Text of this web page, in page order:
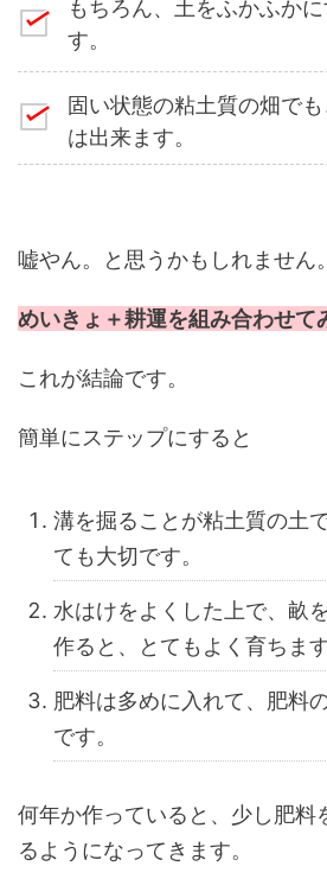
もちろん、土をふかふか
す。
固い状態の粘土質の畑で
は出来ます。
嘘やん。と思うかもしれません。
めいきょ＋耕運を組み合わせて
これが結論です。
簡単にステップにすると
溝を掘ることが粘土質の土
ても大切です。
水はけをよくした上で、畝
作ると、とてもよく育ちます
肥料は多めに入れて、肥料
です。
何年か作っていると、少し肥料
るようになってきます。